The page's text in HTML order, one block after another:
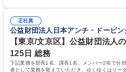
表するインフラ企業 #ポテンシャル採用
72.html ■エネルギーセキュリティの不安
甚大化など、これまで以上に社会課題解
「未来の日常」の創造に向けて持続可能
す。 学歴・資格 学歴：大学院 大学 語学
正社員
公益財団法人日本アンチ・ドーピン
【東京/文京区】公益財団法人
125日 総務
下記業務を部長1名、課長1名、メンバー2名で分
者として業務を覚えていただき、ゆくゆくはリー